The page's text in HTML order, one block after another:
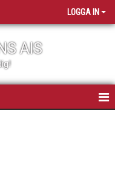
LOGGA IN
AIS